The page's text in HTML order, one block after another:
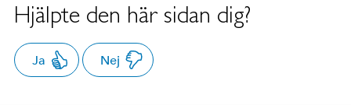
Hjälpte den här sidan dig?
Ja Nej